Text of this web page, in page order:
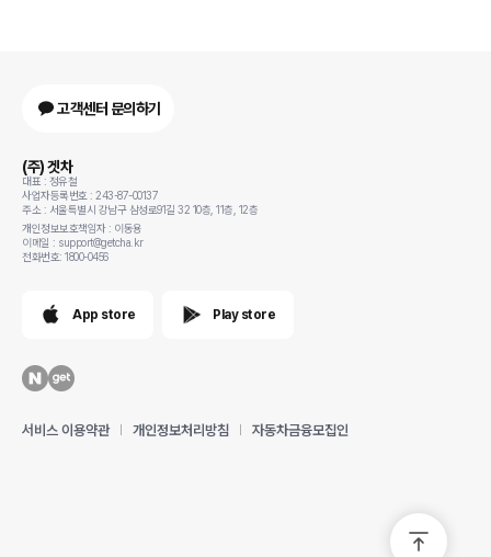
고객센터 문의하기
(주) 겟차
대표 : 정유철
사업자등록번호 : 243-87-00137
주소 : 서울특별시 강남구 삼성로91길 32 10층, 11층, 12층
개인정보보호책임자 : 이동용
이메일 : support@getcha.kr
전화번호: 1800-0456
App store Play store
서비스 이용약관 개인정보처리방침 자동차금융모집인